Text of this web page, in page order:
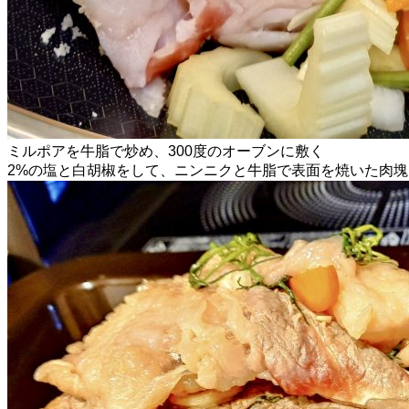
ミルポアを牛脂で炒め、300度のオーブンに敷く
2%の塩と白胡椒をして、ニンニクと牛脂で表面を焼いた肉